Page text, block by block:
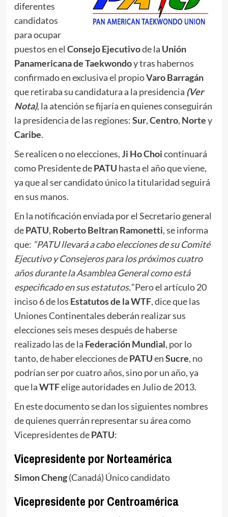
diferentes
candidatos
para ocupar
puestos en el Consejo Ejecutivode la Unión
Panamericana de Taekwondoy tras habernos
confirmado en exclusiva el propioVaro Barragán
que retiraba su candidatura a la presidencia (Ver
Nota), la atención se fijaría en quienes conseguirán
la presidencia de las regiones:Sur,Centro, Nortey
Caribe.
Se realicen o no elecciones,Ji Ho Choicontinuará
como Presidente dePATU hasta el año que viene,
ya que al ser candidato único la titularidad seguirá
en sus manos.
En la notificación enviada por el Secretario general
dePATU, Roberto Beltran Ramonetti, se informa
que: “PATU llevará a cabo elecciones de su Comité
Ejecutivo y Consejeros para los próximos cuatro
años durante la Asamblea General como está
especificado en sus estatutos.”Pero el artículo 20
inciso 6 de los Estatutos de la WTF, dice que las
Uniones Continentales deberán realizar sus
elecciones seis meses después de haberse
realizado las de la Federación Mundial, por lo
tanto, de haber elecciones dePATUenSucre, no
podrían ser por cuatro años, sino por un año, ya
que laWTFelige autoridades en Julio de 2013.
En este documento se dan los siguientes nombres
de quienes querrán representar su área como
Vicepresidentes dePATU:
Vicepresidente por Norteamérica
Simon Cheng(Canadá) Único candidato
Vicepresidente por Centroamérica